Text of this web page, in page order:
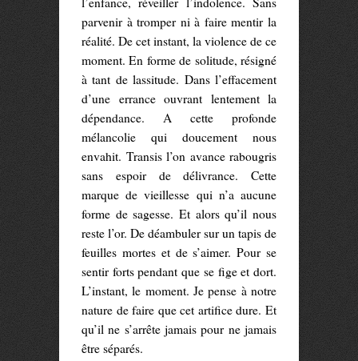
parvenir à tromper ni à faire mentir la
réalité. De cet instant, la violence de ce
moment. En forme de solitude, résigné
à tant de lassitude. Dans l’effacement
d’une errance ouvrant lentement la
dépendance. A cette profonde
mélancolie qui doucement nous
envahit. Transis l’on avance rabougris
sans espoir de délivrance. Cette
marque de vieillesse qui n’a aucune
forme de sagesse. Et alors qu’il nous
reste l’or. De déambuler sur un tapis de
feuilles mortes et de s’aimer. Pour se
sentir forts pendant que se fige et dort.
L’instant, le moment. Je pense à notre
nature de faire que cet artifice dure. Et
qu’il ne s’arrête jamais pour ne jamais
être séparés.